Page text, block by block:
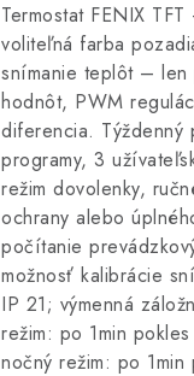
Termostat FENIX
voliteľná farba
snímanie teplôt –
hodnôt, PWM
diferencia.
programy, 3
režim dovolenky,
ochrany alebo
počítanie
možnosť kalibrácie
IP 21; výmenná
režim: po 1min
nočný režim: po